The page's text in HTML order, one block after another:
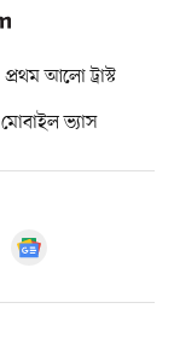
প্রথম আলো ট্রাস্ট
মোবাইল ভ্যাস